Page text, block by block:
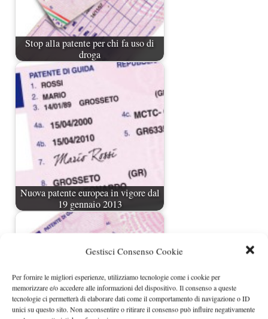
Gestisci Consenso Cookie
Per fornire le migliori esperienze, utilizziamo tecnologie come i cookie per
memorizzare e/o accedere alle informazioni del dispositivo. Il consenso a queste
tecnologie ci permetterà di elaborare dati come il comportamento di navigazione o ID
unici su questo sito. Non acconsentire o ritirare il consenso può influire negativamente
Stop alla patente per chi fa uso di
droga
Nuova patente europea in vigore dal
19 gennaio 2013